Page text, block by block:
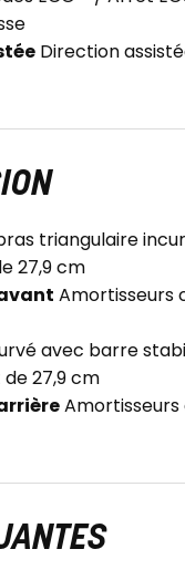
Direction
triangulaire
27,9 cm
Amortisseurs
avec barre
27,9 cm
Amortisseurs